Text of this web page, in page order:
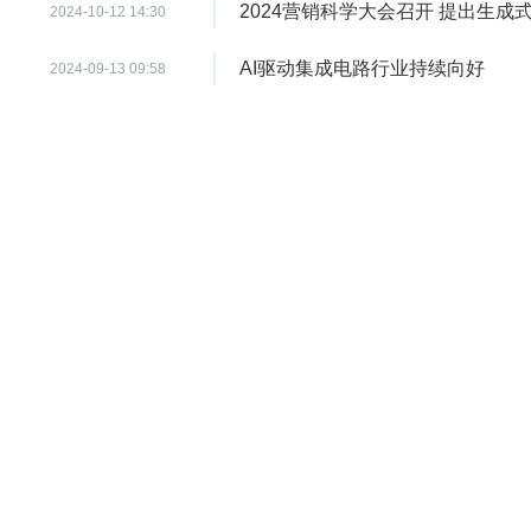
2024-10-12 14:30 2024营销科学大会召开 提出生成
2024-09-13 09:58 AI驱动集成电路行业持续向好